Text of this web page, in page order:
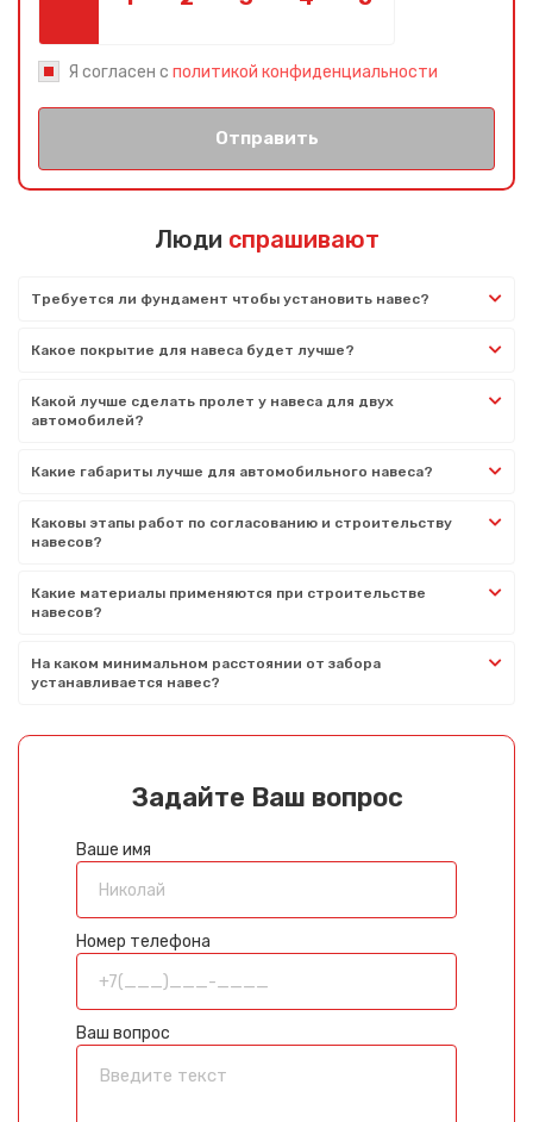
Я согласен с политикой конфиденциальности
Отправить
Люди спрашивают
Требуется ли фундамент чтобы установить навес?
Какое покрытие для навеса будет лучше?
Какой лучше сделать пролет у навеса для двух
автомобилей?
Какие габариты лучше для автомобильного навеса?
Каковы этапы работ по согласованию и строительству
навесов?
Какие материалы применяются при строительстве
навесов?
На каком минимальном расстоянии от забора
устанавливается навес?
Задайте Ваш вопрос
Ваше имя
Номер телефона
Ваш вопрос